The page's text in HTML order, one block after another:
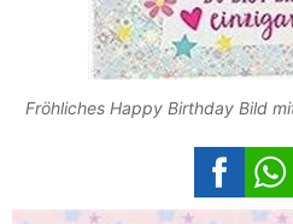
Fröhliches Happy Birthday Bild